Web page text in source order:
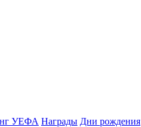
УЕФА Награды Дни рождения